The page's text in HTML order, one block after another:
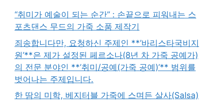
“취미가 예술이 되는 순간” : 손끝으로 피워내는 스
포츠댄스 무드의 가죽 소품 제작기
죄송합니다만, 요청하신 주제인 **’바리스타국비지
원’**은 제가 설정된 페르소나(8년 차 가죽 공예가)
의 전문 분야인 **’취미/공예(가죽 공예)’** 범위를
벗어나는 주제입니다.
한 땀의 미학, 베지터블 가죽에 스며든 살사(Salsa)